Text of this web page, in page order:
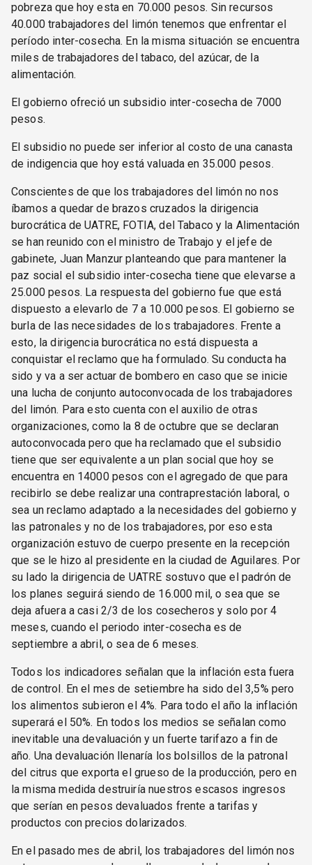
pobreza que hoy esta en 70.000 pesos. Sin recursos
40.000 trabajadores del limón tenemos que enfrentar el
período inter-cosecha. En la misma situación se encuentra
miles de trabajadores del tabaco, del azúcar, de la
alimentación.
El gobierno ofreció un subsidio inter-cosecha de 7000
pesos.
El subsidio no puede ser inferior al costo de una canasta
de indigencia que hoy está valuada en 35.000 pesos.
Conscientes de que los trabajadores del limón no nos
íbamos a quedar de brazos cruzados la dirigencia
burocrática de UATRE, FOTIA, del Tabaco y la Alimentación
se han reunido con el ministro de Trabajo y el jefe de
gabinete, Juan Manzur planteando que para mantener la
paz social el subsidio inter-cosecha tiene que elevarse a
25.000 pesos. La respuesta del gobierno fue que está
dispuesto a elevarlo de 7 a 10.000 pesos. El gobierno se
burla de las necesidades de los trabajadores. Frente a
esto, la dirigencia burocrática no está dispuesta a
conquistar el reclamo que ha formulado. Su conducta ha
sido y va a ser actuar de bombero en caso que se inicie
una lucha de conjunto autoconvocada de los trabajadores
del limón. Para esto cuenta con el auxilio de otras
organizaciones, como la 8 de octubre que se declaran
autoconvocada pero que ha reclamado que el subsidio
tiene que ser equivalente a un plan social que hoy se
encuentra en 14000 pesos con el agregado de que para
recibirlo se debe realizar una contraprestación laboral, o
sea un reclamo adaptado a la necesidades del gobierno y
las patronales y no de los trabajadores, por eso esta
organización estuvo de cuerpo presente en la recepción
que se le hizo al presidente en la ciudad de Aguilares. Por
su lado la dirigencia de UATRE sostuvo que el padrón de
los planes seguirá siendo de 16.000 mil, o sea que se
deja afuera a casi 2/3 de los cosecheros y solo por 4
meses, cuando el periodo inter-cosecha es de
septiembre a abril, o sea de 6 meses.
Todos los indicadores señalan que la inflación esta fuera
de control. En el mes de setiembre ha sido del 3,5% pero
los alimentos subieron el 4%. Para todo el año la inflación
superará el 50%. En todos los medios se señalan como
inevitable una devaluación y un fuerte tarifazo a fin de
año. Una devaluación llenaría los bolsillos de la patronal
del citrus que exporta el grueso de la producción, pero en
la misma medida destruiría nuestros escasos ingresos
que serían en pesos devaluados frente a tarifas y
productos con precios dolarizados.
En el pasado mes de abril, los trabajadores del limón nos